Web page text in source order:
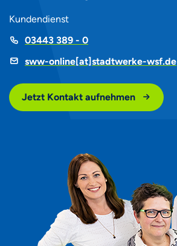
Kundendienst
Telefon03443 389 - 0
sww-online[at]stadtwerke-wsf.de
Jetzt Kontakt aufnehmen